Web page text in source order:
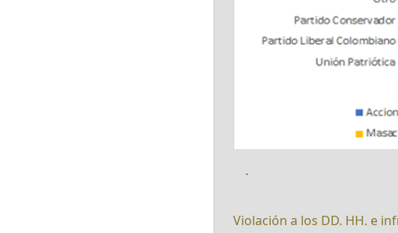
.
Violación a los DD. HH. e